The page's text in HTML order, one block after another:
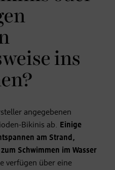
ins
angegebenen
Bikinis ab. Einige
am Strand,
Schwimmen im Wasser
verfügen über eine